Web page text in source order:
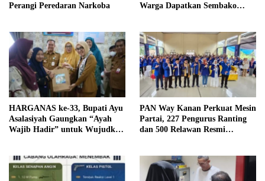
Perangi Peredaran Narkoba
Warga Dapatkan Sembako
HARGANAS ke-33, Bupati Ayu
Asalasiyah Gaungkan “Ayah
Wajib Hadir” untuk Wujudkan
PAN Way Kanan Perkuat Mesin
Partai, 227 Pengurus Ranting
dan 500 Relawan Resmi